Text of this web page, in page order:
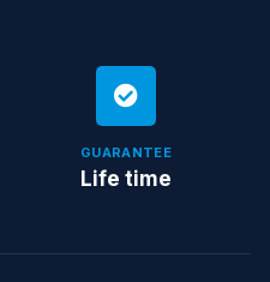
GUARANTEE
Life time